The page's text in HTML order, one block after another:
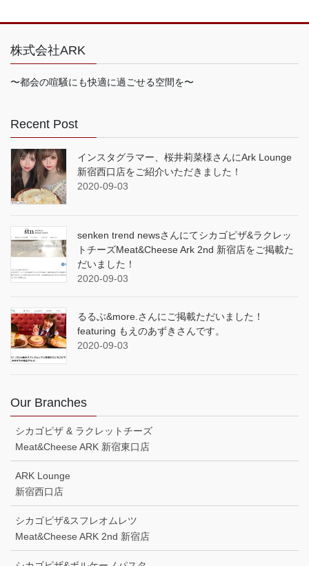
株式会社ARK
〜都会の喧騒にも快適に過ごせる空間を〜
Recent Post
インスタグラマー、桜井莉菜様さんにArk Lounge
新宿西口店をご紹介いただきました！
2020-09-03
senken trend newsさんにてシカゴピザ&ラクレッ
トチーズMeat&Cheese Ark 2nd 新宿店をご掲載た
だいました！
2020-09-03
るるぶ&more.さんにご掲載ただいました！
featuring もえのあずきさんです。
2020-09-03
Our Branches
シカゴピザ & ラクレットチーズ
Meat&Cheese ARK 新宿東口店
ARK Lounge
新宿西口店
シカゴピザ&スフレオムレツ
Meat&Cheese ARK 2nd 新宿店